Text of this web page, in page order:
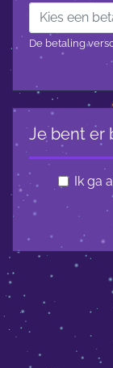
Kies een
De betaling
Je bent er
Ik ga